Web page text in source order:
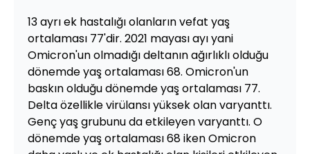
13 ayrı ek hastalığı olanların vefat yaş
ortalaması 77'dir. 2021 mayası ayı yani
Omicron'un olmadığı deltanın ağırlıklı olduğu
dönemde yaş ortalaması 68. Omicron'un
baskın olduğu dönemde yaş ortalaması 77.
Delta özellikle virülansı yüksek olan varyanttı.
Genç yaş grubunu da etkileyen varyanttı. O
dönemde yaş ortalaması 68 iken Omicron